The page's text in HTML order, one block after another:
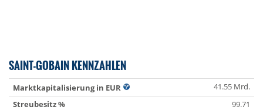
SAINT-GOBAIN KENNZAHLEN
Marktkapitalisierung in EUR
41.55 Mrd.
Streubesitz %
99.71